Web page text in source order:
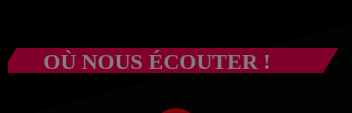
OÙ NOUS ÉCOUTER !